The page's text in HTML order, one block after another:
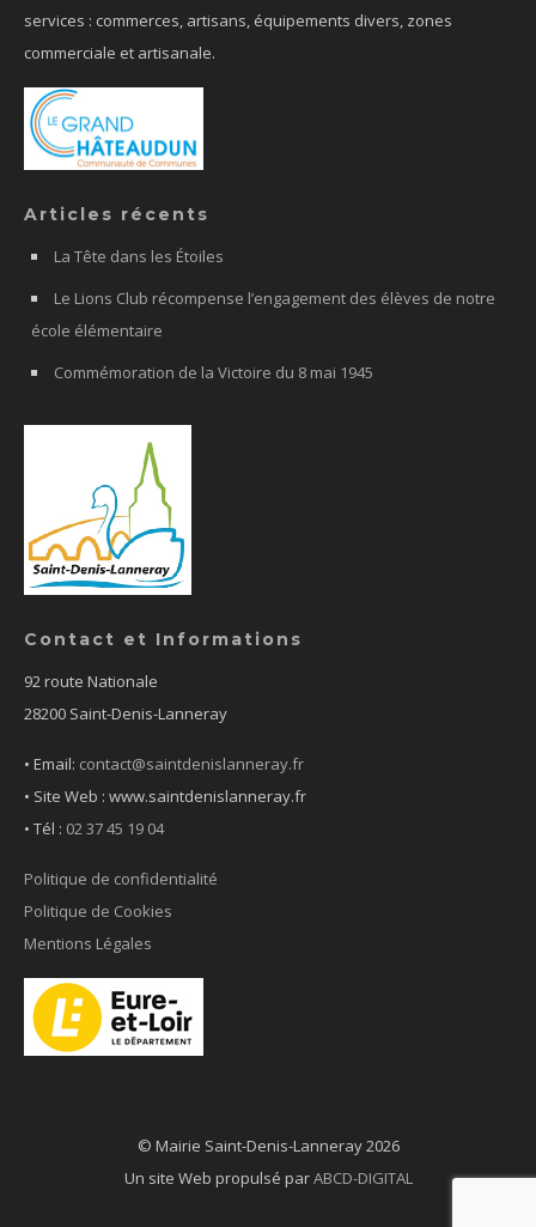
services : commerces, artisans, équipements divers, zones
commerciale et artisanale.
Articles récents
La Tête dans les Étoiles
Le Lions Club récompense l’engagement des élèves de notre
école élémentaire
Commémoration de la Victoire du 8 mai 1945
Contact et Informations
92 route Nationale
28200 Saint-Denis-Lanneray
• Email: contact@saintdenislanneray.fr
• Site Web : www.saintdenislanneray.fr
• Tél : 02 37 45 19 04
Politique de confidentialité
Politique de Cookies
Mentions Légales
© Mairie Saint-Denis-Lanneray 2026
Un site Web propulsé parABCD-DIGITAL